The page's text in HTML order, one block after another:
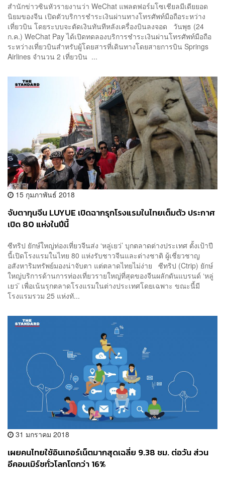
สำนักข่าวซินหัวรายงานว่า WeChat แพลตฟอร์มโซเชียลมีเดียยอด
นิยมของจีน เปิดตัวบริการชำระเงินผ่านทางโทรศัพท์มือถือระหว่าง
เที่ยวบิน โดยระบบจะตัดเงินทันทีหลังเครื่องบินลงจอด วันพุธ (24
ก.ค.) WeChat Pay ได้เปิดทดลองบริการชำระเงินผ่านโทรศัพท์มือถือ
ระหว่างเที่ยวบินสำหรับผู้โดยสารที่เดินทางโดยสายการบิน Springs
Airlines จำนวน 2 เที่ยวบิน ...
15 กุมภาพันธ์ 2018
จับตาทุนจีน LUYUE เปิดฉากรุกโรงแรมในไทยเต็มตัว ประกาศ
เปิด 80 แห่งในปีนี้
ซีทริป ยักษ์ใหญ่ท่องเที่ยวจีนส่ง ‘หลู่เยว่’ บุกตลาดต่างประเทศ ตั้งเป้าปี
นี้เปิดโรงแรมในไทย 80 แห่งรับชาวจีนและต่างชาติ ผู้เชี่ยวชาญ
อสังหาริมทรัพย์มองน่าจับตา แต่ตลาดไทยไม่ง่าย ซีทริป (Ctrip) ยักษ์
ใหญ่บริการด้านการท่องเที่ยวรายใหญ่ที่สุดของจีนผลักดันแบรนด์ ‘หลู่
เยว่’ เพื่อเน้นรุกตลาดโรงแรมในต่างประเทศโดยเฉพาะ ขณะนี้มี
โรงแรมรวม 25 แห่งทั...
31 มกราคม 2018
เผยคนไทยใช้อินเทอร์เน็ตมากสุดเฉลี่ย 9.38 ชม. ต่อวัน ส่วน
อีคอมเมิร์ซทั่วโลกโตกว่า 16%